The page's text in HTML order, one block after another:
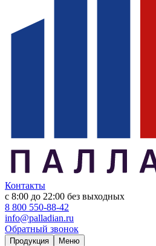
Контакты
с 8:00 до 22:00 без выходных
8 800 550-88-42
info@palladian.ru
Обратный звонок
Продукция Меню